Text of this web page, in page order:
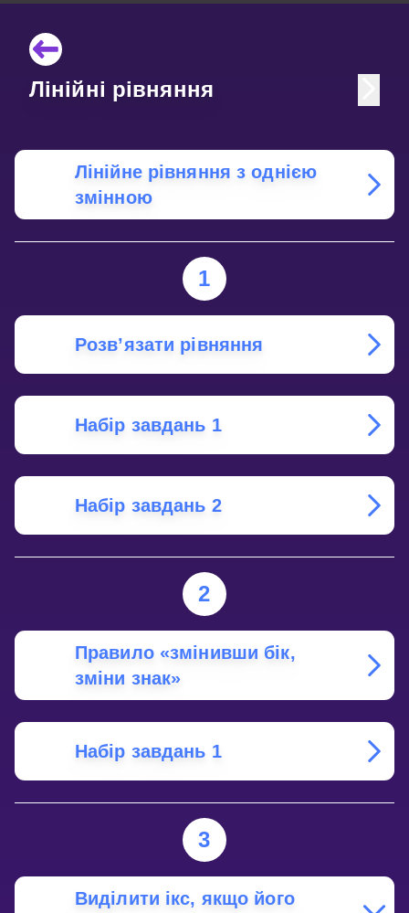
Лінійні рівняння
Лінійне рівняння з однією
змінною
1
Розв’язати рівняння
Набір завдань 1
Набір завдань 2
2
Правило «змінивши бік,
зміни знак»
Набір завдань 1
3
Виділити ікс, якщо його